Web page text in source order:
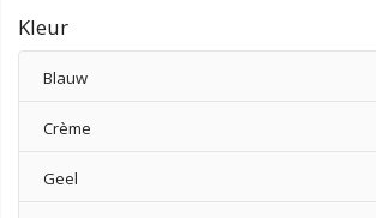
Kleur
Blauw
Crème
Geel